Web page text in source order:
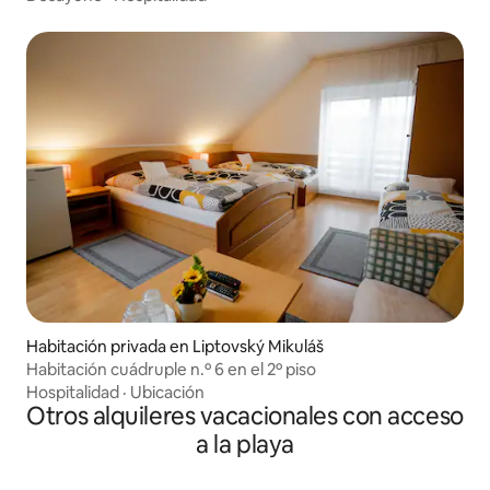
Habitación privada en Liptovský Mikuláš
Habitación cuádruple n.º 6 en el 2º piso
Hospitalidad · Ubicación
Otros alquileres vacacionales con acceso
a la playa